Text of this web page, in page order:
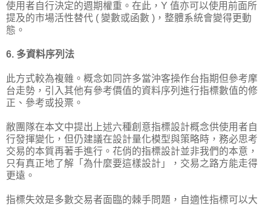
使用者自行決定的週期權重。在此，Y 值亦可以使用前面所
提及的市場活性替代 ( 變數或函數 )，整體系統會變得更動
態。
6. 多資料序列法
此方式較為複雜。概念如同許多當沖客操作台指期但參考摩
台走勢，引入其他有參考價值的資料序列進行指標數值的修
正、參考或投票。
敝團隊在本文中提出上述六種創意指標設計概念供使用者自
行發揮變化，但仍建議在設計量化模型與策略時，務必思考
交易的本質再著手進行。花俏的指標設計並非我們的本意，
只有真正地了解「為什麼要這樣設計」，交易之路方能走得
更遠。
指標失效是多數交易者面臨的棘手問題，自適性指標可以大